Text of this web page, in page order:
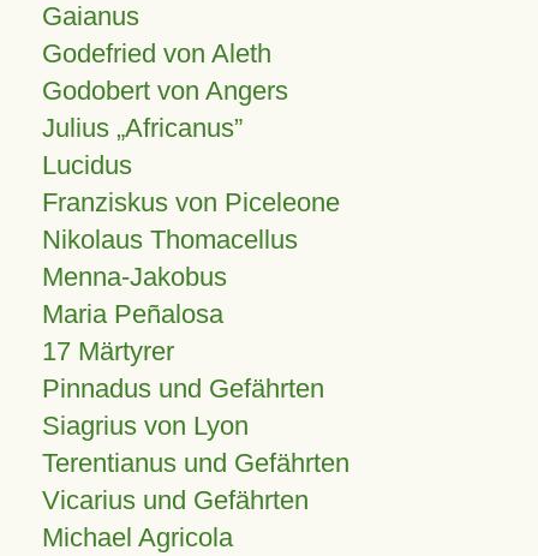
Gaianus
Godefried von Aleth
Godobert von Angers
Julius Africanus
Lucidus
Franziskus von Piceleone
Nikolaus Thomacellus
Menna-Jakobus
Maria Peñalosa
17 Märtyrer
Pinnadus und Gefährten
Siagrius von Lyon
Terentianus und Gefährten
Vicarius und Gefährten
Michael Agricola